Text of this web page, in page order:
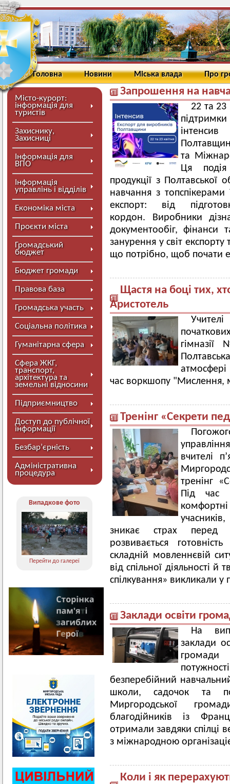
Головна Новини Міська влада Про
Місто-курорт:
інформація для
туристів
Захиснику,
Захисниці
Інформація для
ВПО
Інформація
управлінь і відділів
Економіка міста
Проєкти міста
Громадський
бюджет
Бюджет громади
Правова база
Громадська участь
Соціальна політика
Гуманітарна сфера
Сфера ЖКГ,
транспорт,
архітектура та
земельні відносини
Підприємництво
Доступ до публічної
інформації
Безбар’єрність
Адміністративна
процедура
Випадкове фото
Перейти до галереї
Запрошення на
22 та 23
підтримки
та
Ця
продукції з Полтавської
навчання з
експорт: від
кордон. Виробники
документообіг, фінанси
занурення у світ
що потрібно, щоб почати
Щастя на боці тих,
Аристотель
Учителі
атмосфері
час воркшопу "Мислення,
Тренінг «Секрети
вчителі
тренінг
Під час
зникає страх перед
розвивається
складній мовленнєвій
від спільної діяльності
спілкування» викликали у
Заклади освіти
На
заклади
громади
безперебійний
школи, садочок та
Миргородської
благодійників із
отримали завдяки спілці
з міжнародною
Коли і як